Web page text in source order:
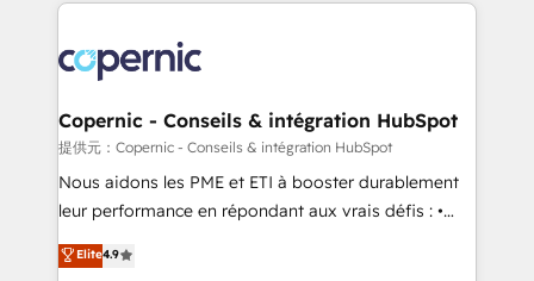
lasts. So if you're ready to become the most trusted
voice in your market, let’s talk.
worldwide, and with over 15 years in the ecosystem,
Huble has built a track record that speaks for itself.
One company, one operating model, delivering
across offices and consulting teams in the UK, USA,
Canada, Germany, France, Belgium, Singapore, and
South Africa. Certified compliant with ISO/IEC
international offices and 175+ employees.
Copernic - Conseils & intégration HubSpot
提供元：Copernic - Conseils & intégration HubSpot
Nous aidons les PME et ETI à booster durablement
leur performance en répondant aux vrais défis : •
Intégration de HubSpot avec d’autres outils (ERP,
téléphonie, etc.) • Alignement des équipes grâce à un
Elite4.9